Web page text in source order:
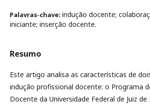
Palavras-chave: indução docente;
iniciante; inserção docente.
Resumo
Este artigo analisa as características de
indução profissional docente: o Programa
Docente da Universidade Federal de Juiz